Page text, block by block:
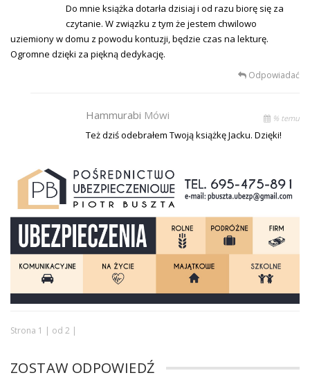
Do mnie książka dotarła dzisiaj i od razu biorę się za
czytanie. W związku z tym że jestem chwilowo
uziemiony w domu z powodu kontuzji, będzie czas na lekturę.
Ogromne dzięki za piękną dedykację.
Odpowiadać
Hammurabi Mówi % temu
Też dziś odebrałem Twoją książkę Jacku. Dzięki!
Strona 1 | od 2 |
ZOSTAW ODPOWIEDŹ